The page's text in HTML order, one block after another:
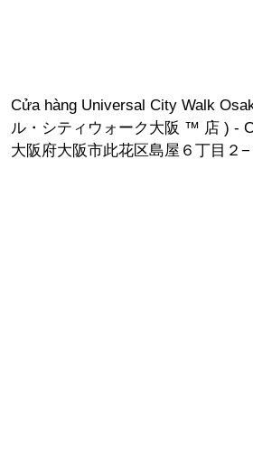
Cửa hàng Universal City Walk
ル・シティウォーク大阪 ™ 店 ) -
大阪府大阪市此花区島屋６丁目２−